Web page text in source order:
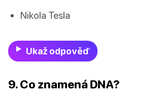
Nikola Tesla
Ukaž odpověď
9. Co znamená DNA?